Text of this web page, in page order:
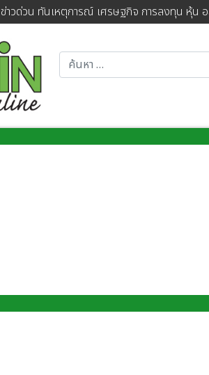
ข่าวด่วน ทันเหตุการณ์ เศรษฐกิจ การลงทุน หุ้น